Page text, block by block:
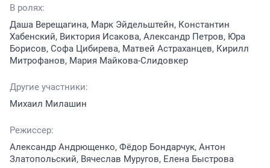
В ролях:
Даша Верещагина, Марк Эйдельштейн, Константин
Хабенский, Виктория Исакова, Александр Петров, Юра
Борисов, Софа Цибирева, Матвей Астраханцев, Кирилл
Митрофанов, Мария Майкова-Слидовкер
Другие участники:
Михаил Милашин
Режиссер:
Александр Андрющенко, Фёдор Бондарчук, Антон
Златопольский, Вячеслав Муругов, Елена Быстрова